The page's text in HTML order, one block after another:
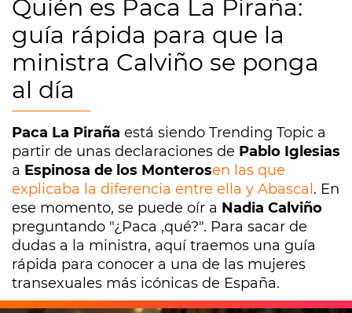
Quién es Paca La Piraña:
guía rápida para que la
ministra Calviño se ponga
al día
Paca La Piraña está siendo Trending Topic a
partir de unas declaraciones de Pablo Iglesias
a Espinosa de los Monterosen las que
explicaba la diferencia entre ella y Abascal . En
ese momento, se puede oír a Nadia Calviño
preguntando "¿Paca ,qué?". Para sacar de
dudas a la ministra, aquí traemos una guía
rápida para conocer a una de las mujeres
transexuales más icónicas de España.